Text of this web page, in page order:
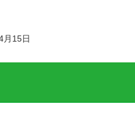
月15日